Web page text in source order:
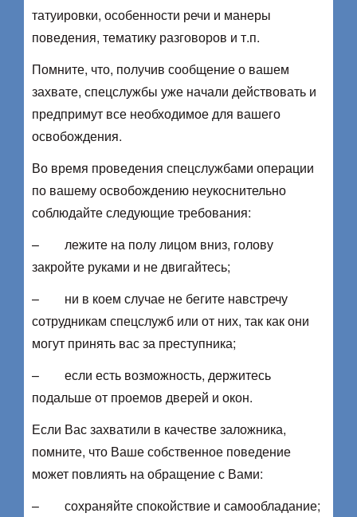
татуировки, особенности речи и манеры
поведения, тематику разговоров и т.п.
Помните, что, получив сообщение о вашем
захвате, спецслужбы уже начали действовать и
предпримут все необходимое для вашего
освобождения.
Во время проведения спецслужбами операции
по вашему освобождению неукоснительно
соблюдайте следующие требования:
– лежите на полу лицом вниз, голову
закройте руками и не двигайтесь;
– ни в коем случае не бегите навстречу
сотрудникам спецслужб или от них, так как они
могут принять вас за преступника;
– если есть возможность, держитесь
подальше от проемов дверей и окон.
Если Вас захватили в качестве заложника,
помните, что Ваше собственное поведение
может повлиять на обращение с Вами:
– сохраняйте спокойствие и самообладание;